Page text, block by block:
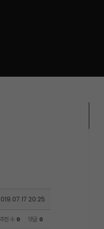
20:25
추천 수 0 댓글 0